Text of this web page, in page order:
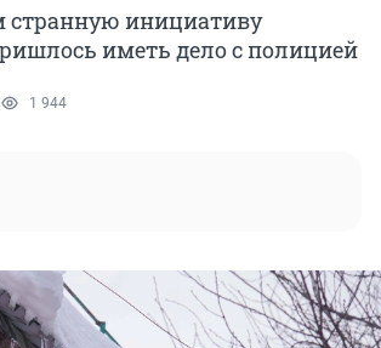
инициативу
иметь дело с полицией
1 944